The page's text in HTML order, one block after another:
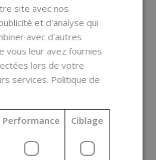
de citron 500 ml
site avec nos
et d'analyse qui
avec d'autres
vous leur avez fournies
lors de votre
services. Politique de
Performance Ciblage